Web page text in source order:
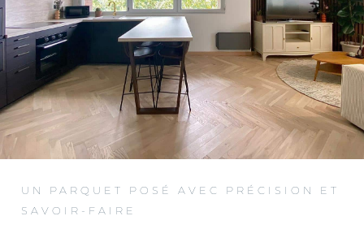
UN PARQUET POSÉ AVEC PRÉCISION ET
SAVOIR-FAIRE